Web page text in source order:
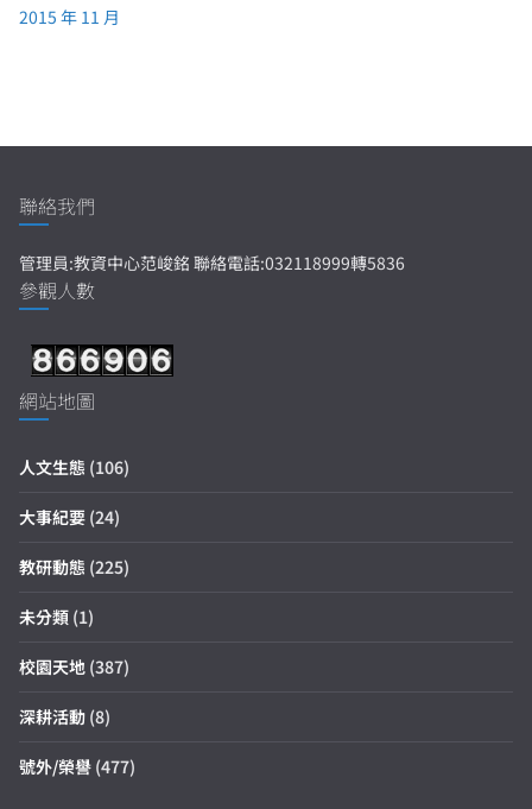
2015 年 11 月
聯絡我們
管理員:教資中心范峻銘 聯絡電話:032118999轉5836
參觀人數
網站地圖
人文生態 (106)
大事紀要 (24)
教研動態 (225)
未分類 (1)
校園天地 (387)
深耕活動 (8)
號外/榮譽 (477)